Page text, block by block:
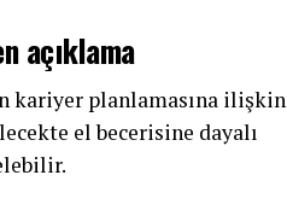
açıklama
kariyer planlamasına ilişkin
el becerisine dayalı